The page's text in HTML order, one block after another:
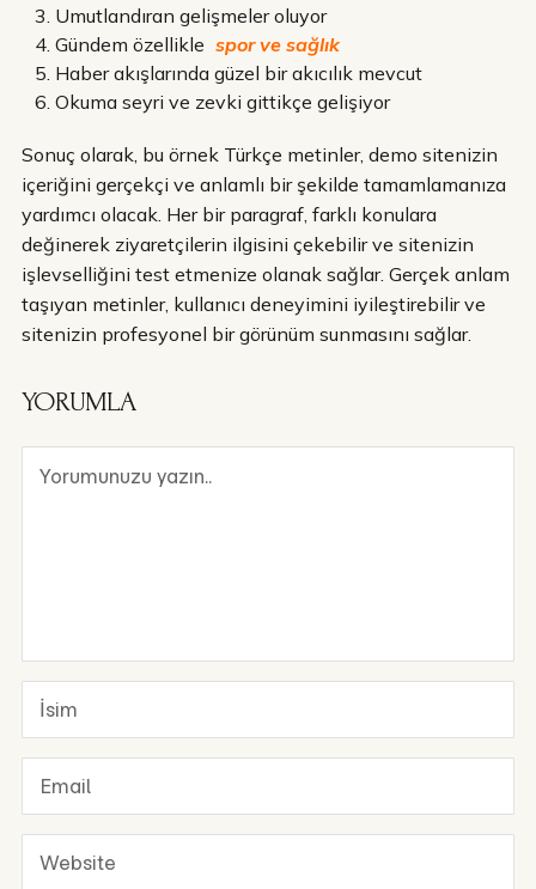
Umutlandıran gelişmeler oluyor
Gündem özellikle spor ve sağlık
Haber akışlarında güzel bir akıcılık mevcut
Okuma seyri ve zevki gittikçe gelişiyor
Sonuç olarak, bu örnek Türkçe metinler, demo sitenizin
içeriğini gerçekçi ve anlamlı bir şekilde tamamlamanıza
yardımcı olacak. Her bir paragraf, farklı konulara
değinerek ziyaretçilerin ilgisini çekebilir ve sitenizin
işlevselliğini test etmenize olanak sağlar. Gerçek anlam
taşıyan metinler, kullanıcı deneyimini iyileştirebilir ve
sitenizin profesyonel bir görünüm sunmasını sağlar.
YORUMLA